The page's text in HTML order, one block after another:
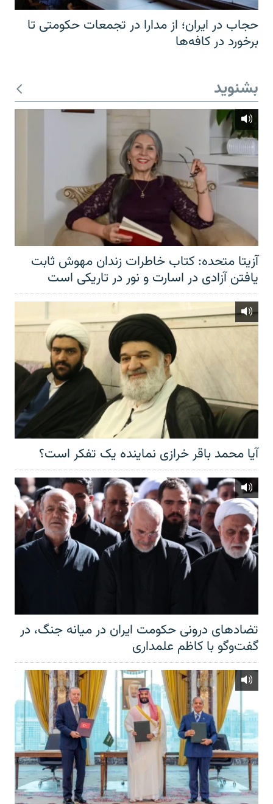
حجاب در ایران؛ از مدارا در تجمعات حکومتی تا
برخورد در کافه‌ها
بشنوید
آزیتا متحده: کتاب خاطرات زندان مهوش ثابت
یافتن آزادی در اسارت و نور در تاریکی است
آیا محمد باقر خرازی نماینده یک تفکر است؟
تضادهای درونی حکومت ایران در میانه جنگ، در
گفت‌‌وگو با کاظم علمداری